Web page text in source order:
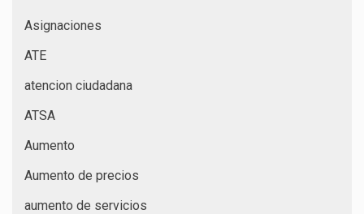
Asignaciones
ATE
atencion ciudadana
ATSA
Aumento
Aumento de precios
aumento de servicios